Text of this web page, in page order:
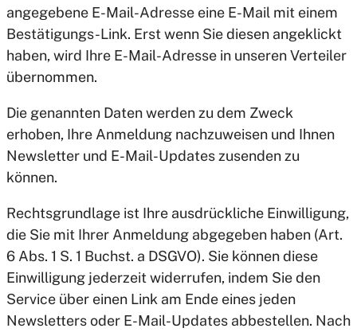
angegebene E-Mail-Adresse eine E-Mail mit einem
Bestätigungs-Link. Erst wenn Sie diesen angeklickt
haben, wird Ihre E-Mail-Adresse in unseren Verteiler
übernommen.
Die genannten Daten werden zu dem Zweck
erhoben, Ihre Anmeldung nachzuweisen und Ihnen
Newsletter und E-Mail-Updates zusenden zu
können.
Rechtsgrundlage ist Ihre ausdrückliche Einwilligung,
die Sie mit Ihrer Anmeldung abgegeben haben (Art.
6 Abs. 1 S. 1 Buchst. a DSGVO). Sie können diese
Einwilligung jederzeit widerrufen, indem Sie den
Service über einen Link am Ende eines jeden
Newsletters oder E-Mail-Updates abbestellen. Nach